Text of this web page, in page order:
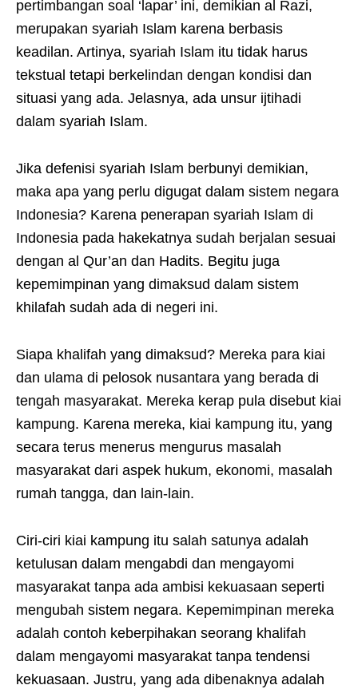
pertimbangan soal ‘lapar’ ini, demikian al Razi,
merupakan syariah Islam karena berbasis
keadilan. Artinya, syariah Islam itu tidak harus
tekstual tetapi berkelindan dengan kondisi dan
situasi yang ada. Jelasnya, ada unsur ijtihadi
dalam syariah Islam.
Jika defenisi syariah Islam berbunyi demikian,
maka apa yang perlu digugat dalam sistem negara
Indonesia? Karena penerapan syariah Islam di
Indonesia pada hakekatnya sudah berjalan sesuai
dengan al Qur’an dan Hadits. Begitu juga
kepemimpinan yang dimaksud dalam sistem
khilafah sudah ada di negeri ini.
Siapa khalifah yang dimaksud? Mereka para kiai
dan ulama di pelosok nusantara yang berada di
tengah masyarakat. Mereka kerap pula disebut kiai
kampung. Karena mereka, kiai kampung itu, yang
secara terus menerus mengurus masalah
masyarakat dari aspek hukum, ekonomi, masalah
rumah tangga, dan lain-lain.
Ciri-ciri kiai kampung itu salah satunya adalah
ketulusan dalam mengabdi dan mengayomi
masyarakat tanpa ada ambisi kekuasaan seperti
mengubah sistem negara. Kepemimpinan mereka
adalah contoh keberpihakan seorang khalifah
dalam mengayomi masyarakat tanpa tendensi
kekuasaan. Justru, yang ada dibenaknya adalah